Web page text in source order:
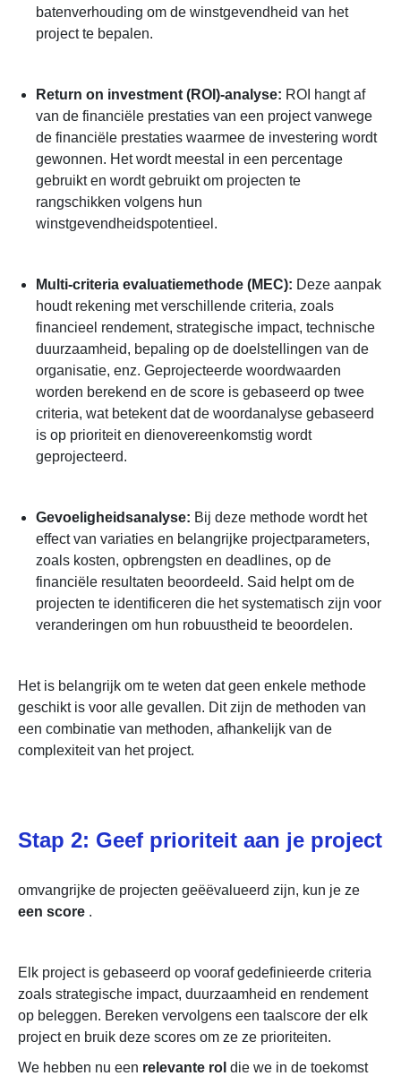
batenverhouding om de winstgevendheid van het
project te bepalen.
Return on investment (ROI)-analyse: ROI hangt af
van de financiële prestaties van een project vanwege
de financiële prestaties waarmee de investering wordt
gewonnen. Het wordt meestal in een percentage
gebruikt en wordt gebruikt om projecten te
rangschikken volgens hun
winstgevendheidspotentieel.
Multi-criteria evaluatiemethode (MEC): Deze aanpak
houdt rekening met verschillende criteria, zoals
financieel rendement, strategische impact, technische
duurzaamheid, bepaling op de doelstellingen van de
organisatie, enz. Geprojecteerde woordwaarden
worden berekend en de score is gebaseerd op twee
criteria, wat betekent dat de woordanalyse gebaseerd
is op prioriteit en dienovereenkomstig wordt
geprojecteerd.
Gevoeligheidsanalyse: Bij deze methode wordt het
effect van variaties en belangrijke projectparameters,
zoals kosten, opbrengsten en deadlines, op de
financiële resultaten beoordeeld. Said helpt om de
projecten te identificeren die het systematisch zijn voor
veranderingen om hun robuustheid te beoordelen.
Het is belangrijk om te weten dat geen enkele methode
geschikt is voor alle gevallen. Dit zijn de methoden van
een combinatie van methoden, afhankelijk van de
complexiteit van het project.
Stap 2: Geef prioriteit aan je project
omvangrijke de projecten geëëvalueerd zijn, kun je ze
een score .
Elk project is gebaseerd op vooraf gedefinieerde criteria
zoals strategische impact, duurzaamheid en rendement
op beleggen. Bereken vervolgens een taalscore der elk
project en bruik deze scores om ze ze prioriteiten.
We hebben nu een relevante rol die we in de toekomst